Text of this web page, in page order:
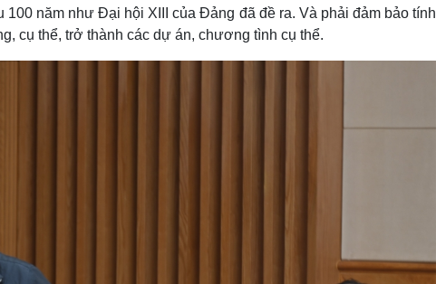
100 năm như Đại hội XIII của Đảng đã đề ra. Và phải đảm bảo tính
cụ thể, trở thành các dự án, chương tình cụ thể.